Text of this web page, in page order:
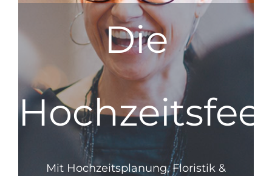
Die
Mit Hochzeitsplanung, Floristik &